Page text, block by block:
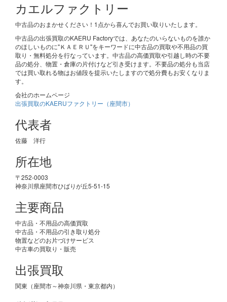
カエルファクトリー
中古品のおまかせください！1点から喜んでお買い取りいたします。
中古品の出張買取のKAERU Factoryでは、あなたのいらないものを誰か
のほしいものに"ＫＡＥＲＵ"をキーワードに中古品の買取や不用品の買
取り・無料処分を行なっています。中古品の高価買取や引越し時の不要
品の処分、物置・倉庫の片付けなど引き受けます。不要品の処分も当店
では買い取れる物はお値段を提示いたしますので処分費もお安くなりま
す。
会社のホームページ
出張買取のKAERUファクトリー（座間市）
代表者
佐藤 洋行
所在地
〒252-0003
神奈川県座間市ひばりが丘5-51-15
主要商品
中古品・不用品の高価買取
中古品・不用品の引き取り処分
物置などのお片づけサービス
中古車の買取り・販売
出張買取
関東（座間市～神奈川県・東京都内）